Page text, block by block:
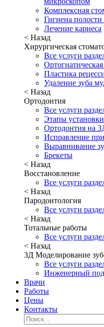
Комплексная
Гигиена полости
Лечение кариеса
< Назад
Хирургическая
Все услуги
Пластика
Удаление зуба
< Назад
Ортодонтия
Все услуги
Этапы
Ортодонтия на
Исправление
Выравнивание
Брекеты
< Назад
Восстановление
Все услуги
< Назад
Пародонтология
Все услуги
< Назад
Тотальные работы
Все услуги
< Назад
3Д Моделирование
Все услуги
Инженерный
Врачи
Работы
Цены
Контакты